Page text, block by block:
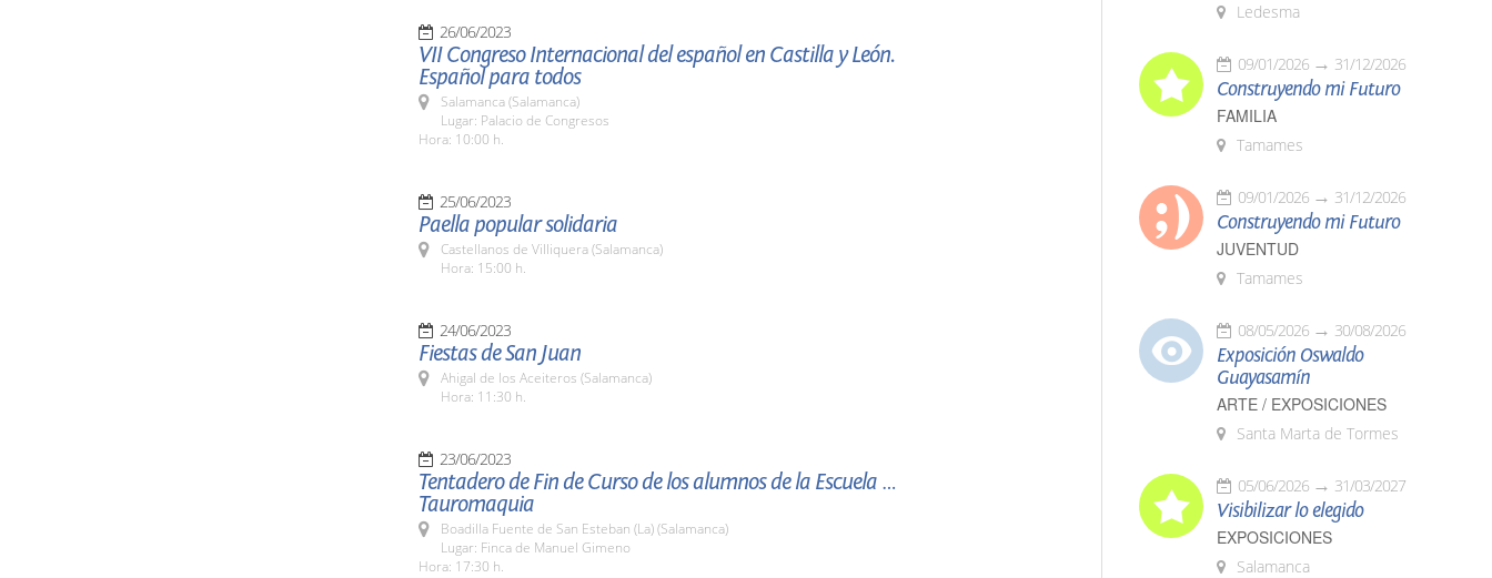
26/06/2023
VII Congreso Internacional del español en Castilla y León.
Español para todos
Salamanca (Salamanca)
Lugar: Palacio de Congresos
Hora: 10:00 h.
25/06/2023
Paella popular solidaria
Castellanos de Villiquera (Salamanca)
Hora: 15:00 h.
24/06/2023
Fiestas de San Juan
Ahigal de los Aceiteros (Salamanca)
Hora: 11:30 h.
23/06/2023
Tentadero de Fin de Curso de los alumnos de la Escuela de
Tauromaquia
Boadilla Fuente de San Esteban (La) (Salamanca)
Lugar: Finca de Manuel Gimeno
Hora: 17:30 h.
Ledesma
09/01/2026 31/12/2026
Construyendo mi Futuro
FAMILIA
Tamames
09/01/2026 31/12/2026
Construyendo mi Futuro
JUVENTUD
Tamames
08/05/2026 30/08/2026
Exposición Oswaldo
Guayasamín
ARTE / EXPOSICIONES
Santa Marta de Tormes
05/06/2026 31/03/2027
Visibilizar lo elegido
EXPOSICIONES
Salamanca